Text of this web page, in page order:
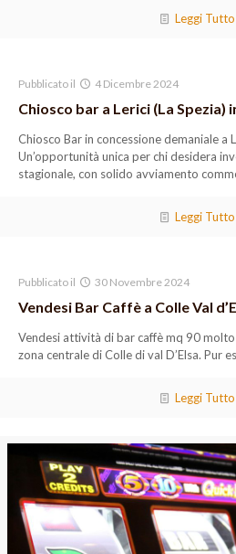
Leggi
Pubblicato il 4 Dicembre 2024
Chiosco bar a Lerici (La Spezia)
Chiosco Bar in concessione demaniale a
Un’opportunità unica per chi desidera
stagionale, con solido avviamento
Leggi
Pubblicato il 30 Novembre 2024
Vendesi Bar Caffè a Colle Val
Vendesi attività di bar caffè mq 90
zona centrale di Colle di val D’Elsa. Pur
Leggi